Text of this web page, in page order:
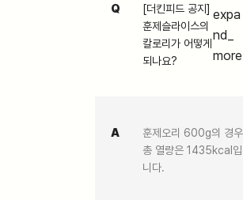
Q
[더킨피드 공지]
훈제슬라이스의
칼로리가 어떻게
되나요?
expa
nd_
more
A
훈제오리 600g의 경우
총 열량은 1435kcal입
니다.